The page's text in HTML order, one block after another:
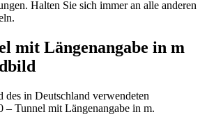
Halten Sie sich immer an alle anderen
mit Längenangabe in m
des in Deutschland verwendeten
– Tunnel mit Längenangabe in m.